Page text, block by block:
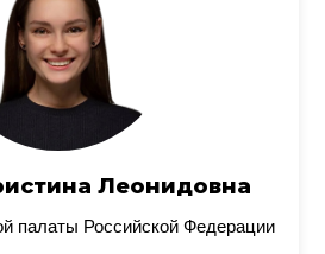
Леонидовна
палаты Российской Федерации